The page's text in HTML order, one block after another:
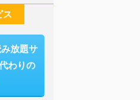
ス
放題サ
わりの